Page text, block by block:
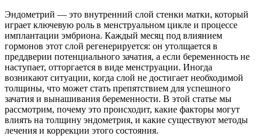
Эндометрий — это внутренний слой стенки матки, который
играет ключевую роль в менструальном цикле и процессе
имплантации эмбриона. Каждый месяц под влиянием
гормонов этот слой регенерируется: он утолщается в
преддверии потенциального зачатия, а если беременность не
наступает, отторгается в виде менструации. Иногда
возникают ситуации, когда слой не достигает необходимой
толщины, что может стать препятствием для успешного
зачатия и вынашивания беременности. В этой статье мы
рассмотрим, почему это происходит, какие факторы могут
влиять на толщину эндометрия, и какие существуют методы
лечения и коррекции этого состояния.